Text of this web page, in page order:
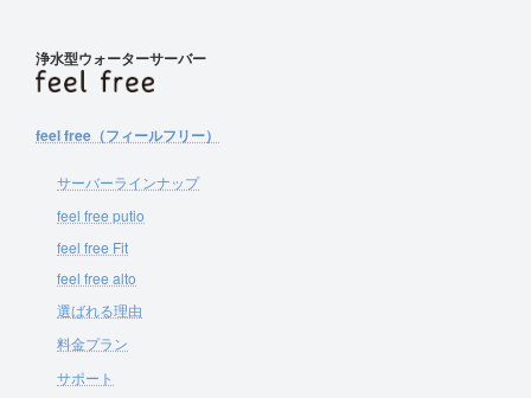
浄水型ウォーターサーバー
feel free（フィールフリー）
サーバーラインナップ
feel free putio
feel free Fit
feel free alto
選ばれる理由
料金プラン
サポート